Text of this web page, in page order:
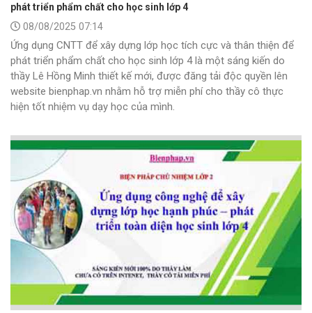
phát triển phẩm chất cho học sinh lớp 4
08/08/2025 07:14
Ứng dụng CNTT để xây dựng lớp học tích cực và thân thiện để
phát triển phẩm chất cho học sinh lớp 4 là một sáng kiến do
thầy Lê Hồng Minh thiết kế mới, được đăng tải độc quyền lên
website bienphap.vn nhằm hỗ trợ miễn phí cho thầy cô thực
hiện tốt nhiệm vụ dạy học của mình.